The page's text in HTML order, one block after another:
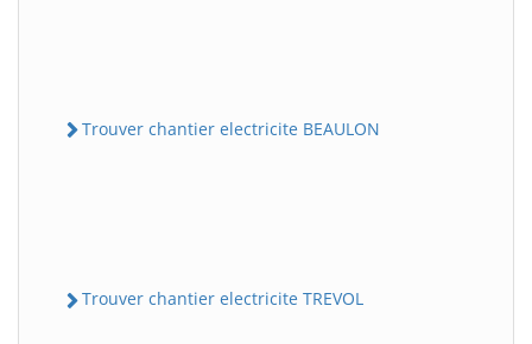
Trouver chantier electricite BEAULON
Trouver chantier electricite TREVOL